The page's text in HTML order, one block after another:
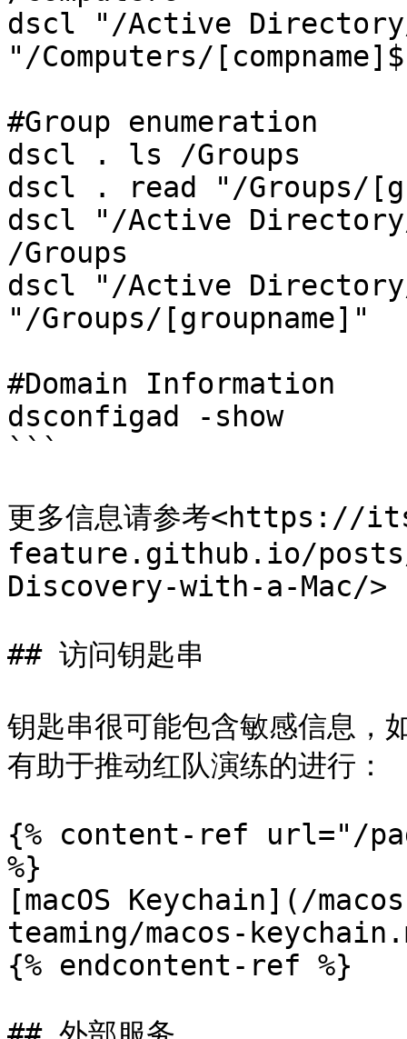
dscl "/Active Directory/
"/Computers/
#Group enumeration
dscl . ls /Groups
dscl . read "/Groups/
dscl "/Active
/Groups
dscl "/Active Directory/
"/Groups/[groupname]"
#Domain Information
dsconfigad -show
```
更多信息请参考<https://
feature.github.io/
Discovery-with-a-Mac/>
## 访问钥匙串
钥匙串很可能包含敏感信息，
有助于推动红队演练的进行：
{% content-ref url="/
%}
[macOS Keychain](/
teaming/macos-
{% endcontent-ref %}